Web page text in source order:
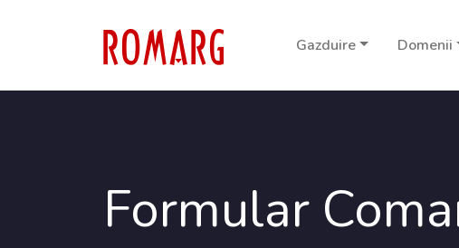
Gazduire Domenii
Formular